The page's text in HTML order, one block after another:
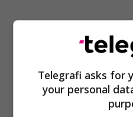
Telegrafi asks for
your personal